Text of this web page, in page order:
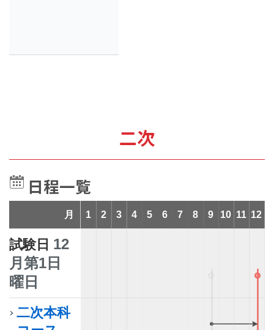
二次
日程一覧
月 1 2 3 4 5 6 7 8 9 10 11 12
試験日 12
月第1日
曜日
二次本科